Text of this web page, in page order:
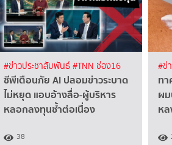
#ข่าวประชาสัมพันธ์#TNN ช่อง16
ซีพีเตือนภัย AI ปลอมข่าวระบาด
ไม่หยุด แอบอ้างสื่อ-ผู้บริหาร
หลอกลงทุนซ้ำต่อเนื่อง
38
#ข่
ท
ผ
หล